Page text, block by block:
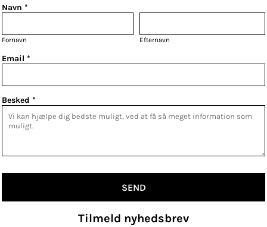
Navn *
Fornavn Efternavn
Email *
Besked *
SEND
Tilmeld nyhedsbrev